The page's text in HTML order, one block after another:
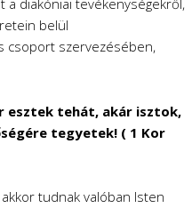
a diakóniai tevékenységekről,
belül
csoport szervezésében,
esztek tehát, akár isztok,
tegyetek! ( 1 Kor
tudnak valóban Isten